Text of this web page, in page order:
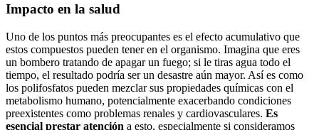
Impacto en la salud
Uno de‍ los puntos ​más preocupantes ‌es​ el efecto acumulativo que
estos compuestos pueden ‌tener en el​ organismo. Imagina que eres
un bombero tratando⁤ de apagar un fuego; ⁢si le tiras agua ⁤todo el
tiempo, el resultado ⁣podría ser ⁢un desastre aún mayor. ‌Así es como
los ​polifosfatos pueden ‌mezclar sus propiedades químicas con ⁤el
metabolismo humano, potencialmente exacerbando condiciones
preexistentes como problemas renales ‌y​ cardiovasculares. Es
⁤esencial prestar ​atención a ⁢esto, especialmente si consideramos⁢